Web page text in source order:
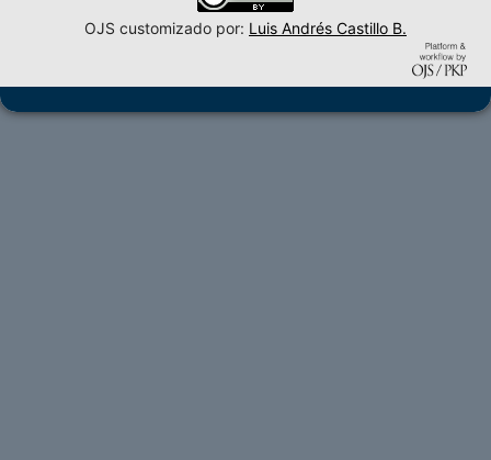
OJS customizado por: Luis Andrés Castillo B.